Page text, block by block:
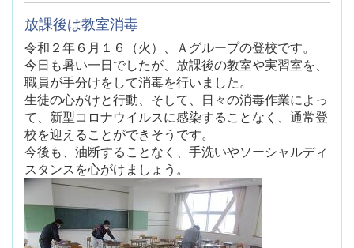
放課後は教室消毒
令和２年６月１６（火） 、Ａグループの登校です。
今日も暑い一日でしたが、放課後の教室や実習室を、
職員が手分けをして消毒を行いました。
生徒の心がけと行動、そして、日々の消毒作業によっ
て、新型コロナウイルスに感染することなく、通常登
校を迎えることができそうです。
今後も、油断することなく、手洗いやソーシャルディ
スタンスを心がけましょう。